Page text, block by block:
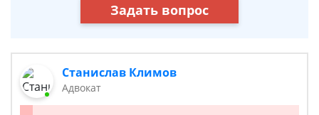
Задать вопрос
Станислав Климов
Адвокат